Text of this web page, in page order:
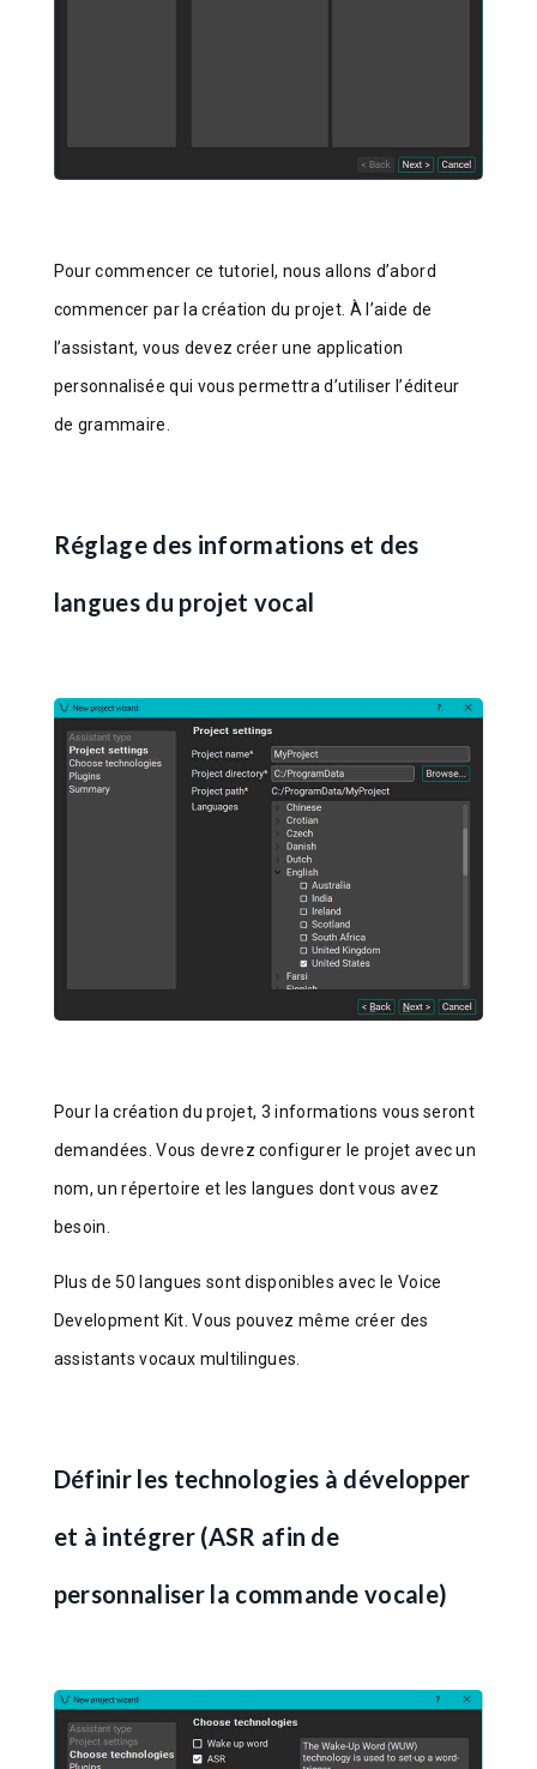
Pour commencer ce tutoriel, nous allons d’abord
commencer par la création du projet. À l’aide de
l’assistant, vous devez créer une application
personnalisée qui vous permettra d’utiliser l’éditeur
de grammaire.
Réglage des informations et des
langues du projet vocal
Pour la création du projet, 3 informations vous seront
demandées. Vous devrez configurer le projet avec un
nom, un répertoire et les langues dont vous avez
besoin.
Plus de 50 langues sont disponibles avec le Voice
Development Kit. Vous pouvez même créer des
assistants vocaux multilingues.
Définir les technologies à développer
et à intégrer (ASR afin de
personnaliser la commande vocale)